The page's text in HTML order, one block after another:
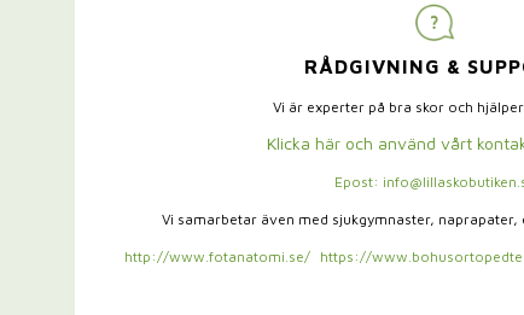
RÅDGIVNING &
Vi är experter på bra skor och
Klicka här och använd vårt
Epost:
Vi samarbetar även med sjukgymnaster,
http://www.fotanatomi.se/ https://